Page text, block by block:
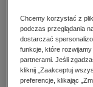
dzienniki
edukacja
hobby,
komputery,
High-contrast mode
Polecane
Chcemy korzystać z
podczas przeglądania
dostarczać
funkcje, które
partnerami. Jeśli
kliknij „Zaakceptuj
preferencje, klikając